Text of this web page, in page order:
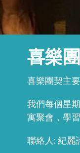
喜樂
喜樂團契主
我們每個星
寓聚會，學習
聯絡人: 紀麗